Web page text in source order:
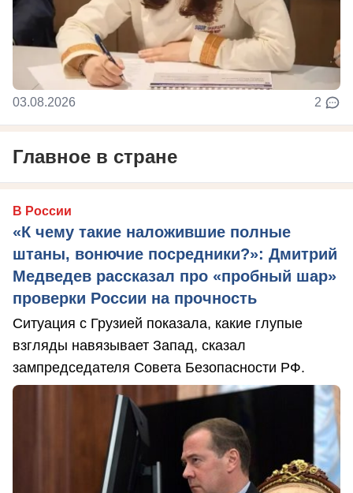
03.08.2026 2
Главное в стране
В России
«К чему такие наложившие полные
штаны, вонючие посредники?»: Дмитрий
Медведев рассказал про «пробный шар»
проверки России на прочность
Ситуация с Грузией показала, какие глупые
взгляды навязывает Запад, сказал
зампредседателя Совета Безопасности РФ.